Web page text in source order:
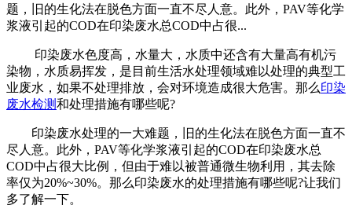
题，旧的生化法在脱色方面一直不尽人意。此外，PAV等化学
浆液引起的COD在印染废水总COD中占很...
印染废水色度高，水量大，水质中还含有大量高有机污
染物，水质易挥发，是目前生活水处理领域难以处理的典型工
业废水，如果不处理排放，会对环境造成很大危害。那么印染
废水检测和处理措施有哪些呢?
印染废水处理的一大难题，旧的生化法在脱色方面一直不
尽人意。此外，PAV等化学浆液引起的COD在印染废水总
COD中占很大比例，但由于难以被普通微生物利用，其去除
率仅为20%~30%。那么印染废水的处理措施有哪些呢?让我们
多了解一下。